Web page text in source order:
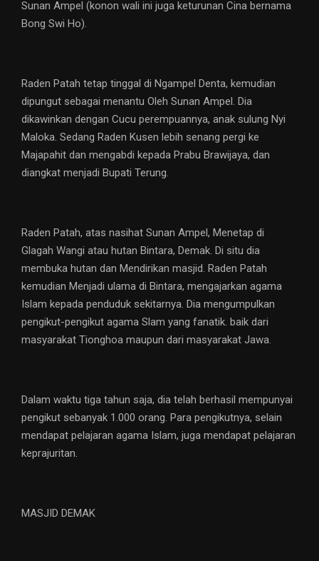
Sunan Ampel (konon wali ini juga keturunan Cina bernama
Bong Swi Ho).
Raden Patah tetap tinggal di Ngampel Denta, kemudian
dipungut sebagai menantu Oleh Sunan Ampel. Dia
dikawinkan dengan Cucu perempuannya, anak sulung Nyi
Maloka. Sedang Raden Kusen lebih senang pergi ke
Majapahit dan mengabdi kepada Prabu Brawijaya, dan
diangkat menjadi Bupati Terung.
Raden Patah, atas nasihat Sunan Ampel, Menetap di
Glagah Wangi atau hutan Bintara, Demak. Di situ dia
membuka hutan dan Mendirikan masjid. Raden Patah
kemudian Menjadi ulama di Bintara, mengajarkan agama
Islam kepada penduduk sekitarnya. Dia mengumpulkan
pengikut-pengikut agama Slam yang fanatik. baik dari
masyarakat Tionghoa maupun dari masyarakat Jawa.
Dalam waktu tiga tahun saja, dia telah berhasil mempunyai
pengikut sebanyak 1.000 orang. Para pengikutnya, selain
mendapat pelajaran agama Islam, juga mendapat pelajaran
keprajuritan.
MASJID DEMAK